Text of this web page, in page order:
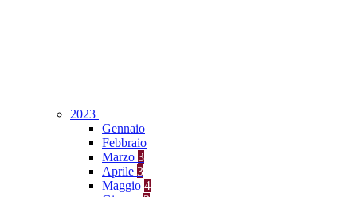
2023
Gennaio
Febbraio
Marzo 3
Aprile 3
Maggio 4